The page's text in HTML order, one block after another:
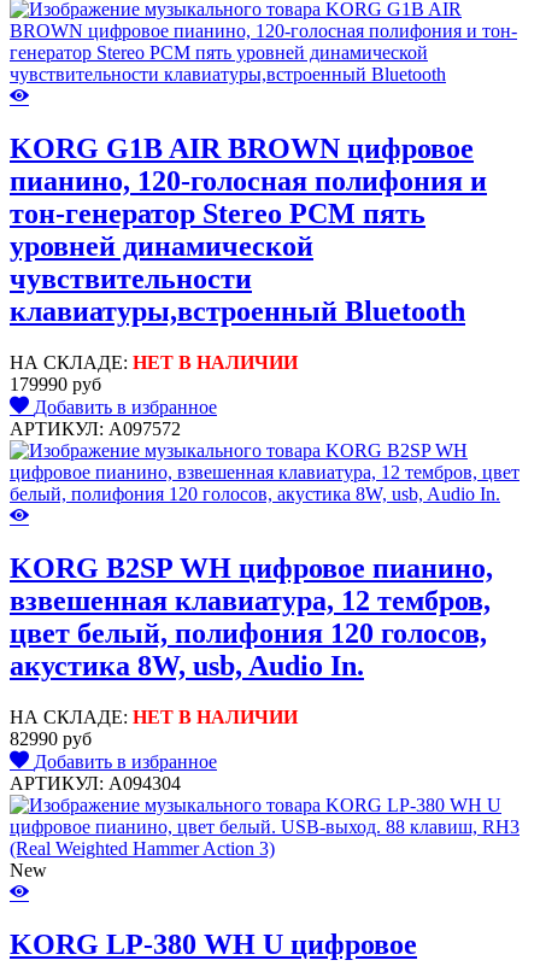
KORG G1B AIR BROWN цифровое
пианино, 120-голосная полифония и
тон-генератор Stereo PCM пять
уровней динамической
чувствительности
клавиатуры,встроенный Bluetooth
НА СКЛАДЕ: НЕТ В НАЛИЧИИ
179990 руб
Добавить в избранное
АРТИКУЛ: A097572
KORG B2SP WH цифровое пианино,
взвешенная клавиатура, 12 тембров,
цвет белый, полифония 120 голосов,
акустика 8W, usb, Audio In.
НА СКЛАДЕ: НЕТ В НАЛИЧИИ
82990 руб
Добавить в избранное
АРТИКУЛ: A094304
New
KORG LP-380 WH U цифровое